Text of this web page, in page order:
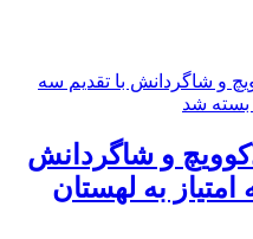
و شاگردانش
امتیاز به لهستان